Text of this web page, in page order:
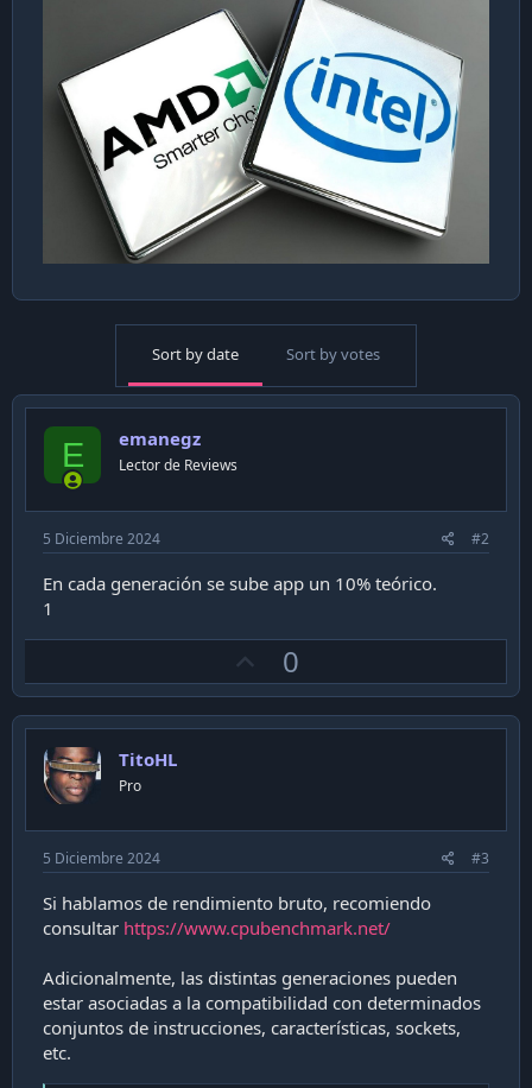
Sort by date Sort by votes
E emanegz
Lector de Reviews
5 Diciembre 2024 #2
En cada generación se sube app un 10% teórico.
1
p
v
0
TitoHL
Pro
5 Diciembre 2024 #3
Si hablamos de rendimiento bruto, recomiendo
consultar https://www.cpubenchmark.net/
Adicionalmente, las distintas generaciones pueden
estar asociadas a la compatibilidad con determinados
conjuntos de instrucciones, características, sockets,
etc.